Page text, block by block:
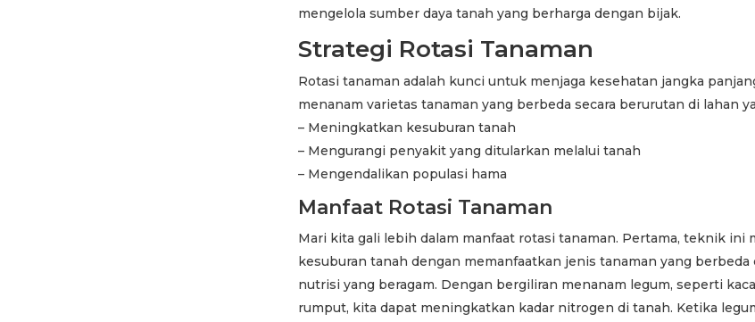
mengelola sumber daya tanah yang berharga dengan bijak.
Strategi Rotasi Tanaman
Rotasi tanaman adalah kunci untuk menjaga kesehatan jangka
menanam varietas tanaman yang berbeda secara berurutan di lahan
– Meningkatkan kesuburan tanah
– Mengurangi penyakit yang ditularkan melalui tanah
– Mengendalikan populasi hama
Manfaat Rotasi Tanaman
Mari kita gali lebih dalam manfaat rotasi tanaman. Pertama, teknik ini
kesuburan tanah dengan memanfaatkan jenis tanaman yang
nutrisi yang beragam. Dengan bergiliran menanam legum, seperti
rumput, kita dapat meningkatkan kadar nitrogen di tanah. Ketika